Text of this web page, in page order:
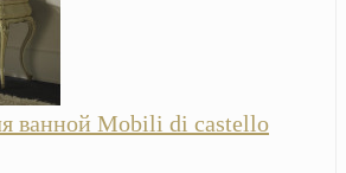
ванной Mobili di castello